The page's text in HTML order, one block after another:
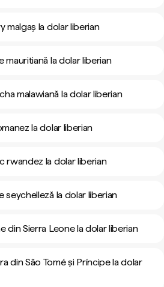
malgaș la dolar liberian
mauritiană la dolar liberian
malawiană la dolar liberian
la dolar liberian
rwandez la dolar liberian
seychelleză la dolar liberian
din Sierra Leone la dolar liberian
din São Tomé și Príncipe la dolar